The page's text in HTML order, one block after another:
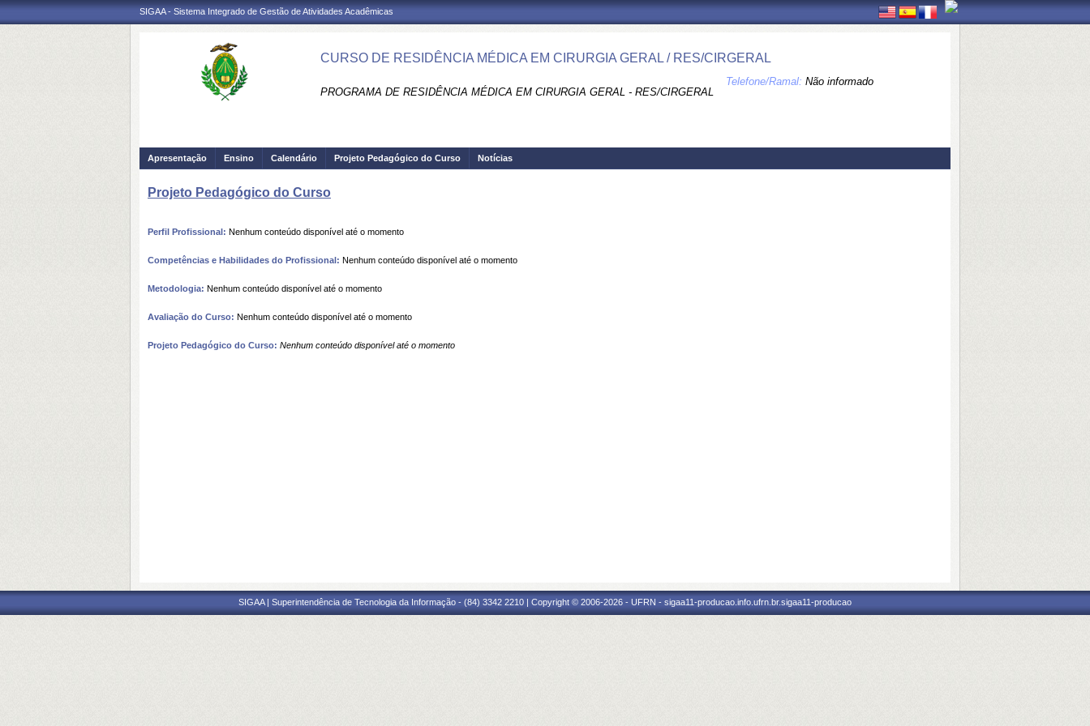
SIGAA - Sistema Integrado de Gestão de Atividades Acadêmicas
CURSO DE RESIDÊNCIA MÉDICA EM CIRURGIA GERAL / RES/CIRGERAL
PROGRAMA DE RESIDÊNCIA MÉDICA EM CIRURGIA GERAL - RES/CIRGERAL
Telefone/Ramal: Não informado
Apresentação Ensino Calendário Projeto Pedagógico do Curso Notícias
Projeto Pedagógico do Curso
Perfil Profissional: Nenhum conteúdo disponível até o momento
Competências e Habilidades do Profissional: Nenhum conteúdo disponível até o momento
Metodologia: Nenhum conteúdo disponível até o momento
Avaliação do Curso: Nenhum conteúdo disponível até o momento
Projeto Pedagógico do Curso: Nenhum conteúdo disponível até o momento
SIGAA | Superintendência de Tecnologia da Informação - (84) 3342 2210 | Copyright © 2006-2026 - UFRN - sigaa11-producao.info.ufrn.br.sigaa11-producao